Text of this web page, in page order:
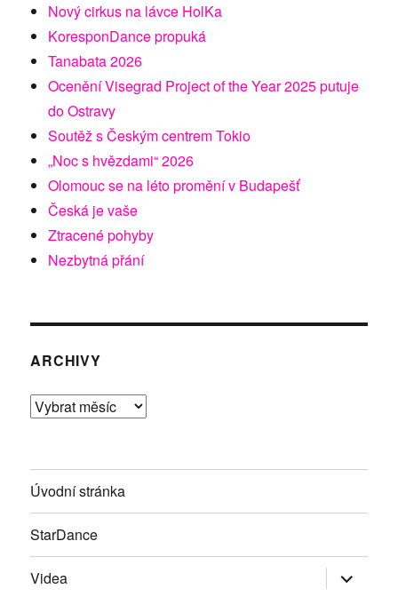
Nový cirkus na lávce HolKa
KoresponDance propuká
Tanabata 2026
Ocenění Visegrad Project of the Year 2025 putuje
do Ostravy
Soutěž s Českým centrem Tokio
„Noc s hvězdami“ 2026
Olomouc se na léto promění v Budapešť
Česká je vaše
Ztracené pohyby
Nezbytná přání
ARCHIVY
Archivy
Úvodní stránka
StarDance
Videa Zobrazit